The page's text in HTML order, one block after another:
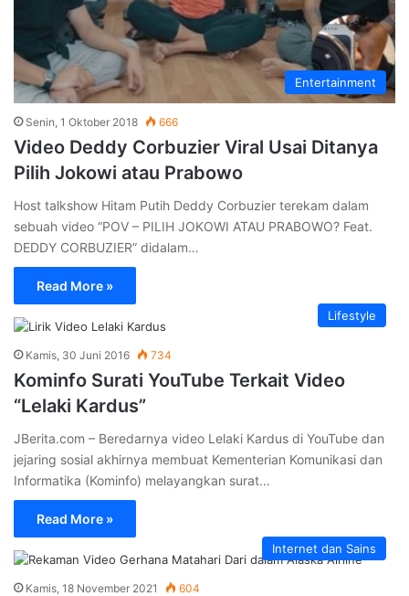
Entertainment
Senin, 1 Oktober 2018 666
Video Deddy Corbuzier Viral Usai Ditanya
Pilih Jokowi atau Prabowo
Host talkshow Hitam Putih Deddy Corbuzier terekam dalam
sebuah video “POV – PILIH JOKOWI ATAU PRABOWO? Feat.
DEDDY CORBUZIER” didalam…
Read More »
Lifestyle
Kamis, 30 Juni 2016 734
Kominfo Surati YouTube Terkait Video
“Lelaki Kardus”
JBerita.com – Beredarnya video Lelaki Kardus di YouTube dan
jejaring sosial akhirnya membuat Kementerian Komunikasi dan
Informatika (Kominfo) melayangkan surat…
Read More »
Internet dan Sains
Kamis, 18 November 2021 604